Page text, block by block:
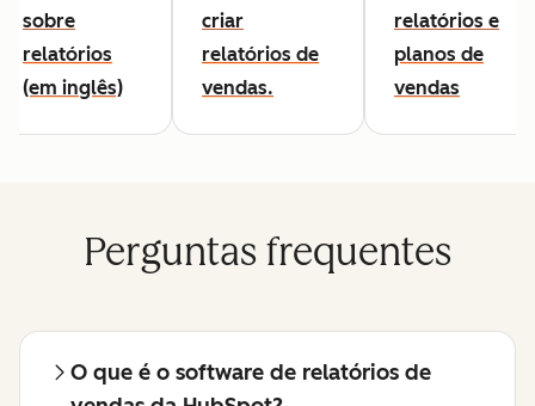
sobre
relatórios
(em inglês)
criar
relatórios de
vendas.
relatórios e
planos de
vendas
Perguntas frequentes
O que é o software de relatórios de